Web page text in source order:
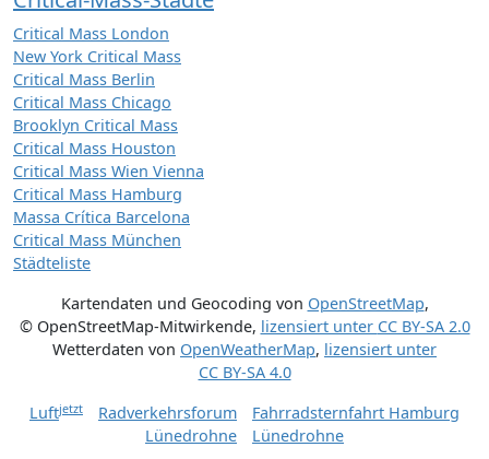
Critical Mass London
New York Critical Mass
Critical Mass Berlin
Critical Mass Chicago
Brooklyn Critical Mass
Critical Mass Houston
Critical Mass Wien Vienna
Critical Mass Hamburg
Massa Crítica Barcelona
Critical Mass München
Städteliste
Kartendaten und Geocoding von OpenStreetMap,
© OpenStreetMap-Mitwirkende, lizensiert unter CC BY-SA 2.0
Wetterdaten von OpenWeatherMap, lizensiert unter
CC BY-SA 4.0
Luftjetzt Radverkehrsforum
Fahrradsternfahrt Hamburg
Lünedrohne
Lünedrohne